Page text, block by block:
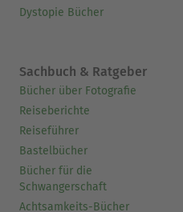
Dystopie Bücher
Sachbuch & Ratgeber
Bücher über Fotografie
Reiseberichte
Reiseführer
Bastelbücher
Bücher für die
Schwangerschaft
Achtsamkeits-Bücher